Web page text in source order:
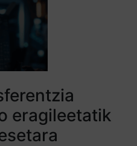
eragileetatik